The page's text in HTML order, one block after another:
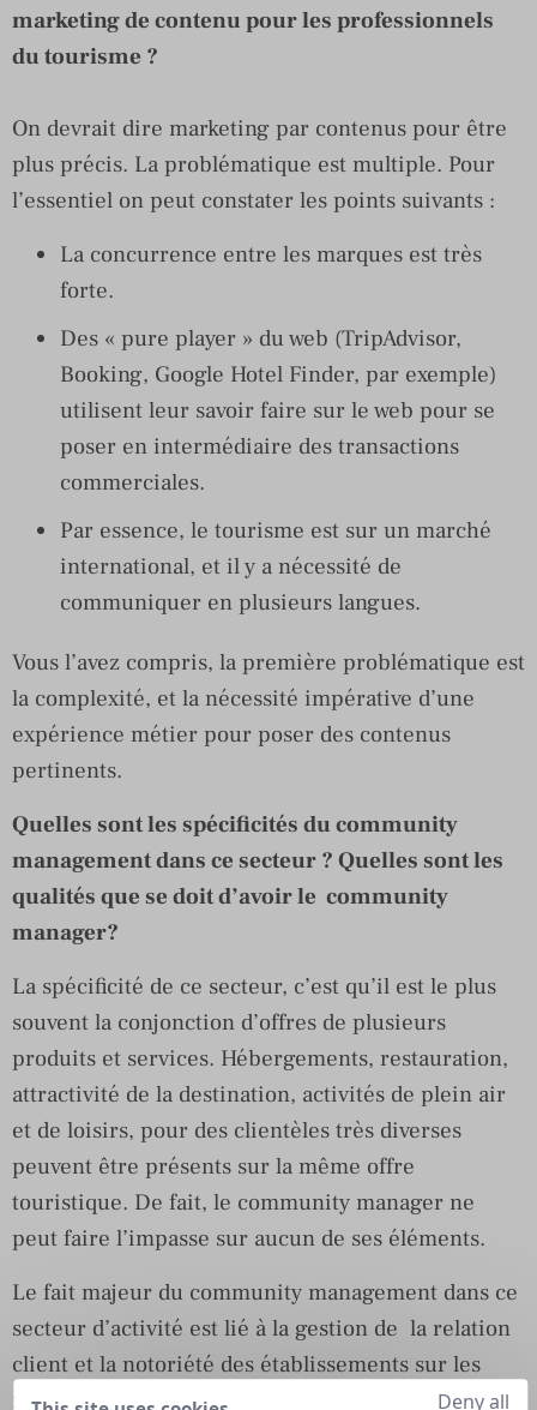
marketing de contenu pour les professionnels
du tourisme ?
On devrait dire marketing par contenus pour être
plus précis. La problématique est multiple. Pour
l’essentiel on peut constater les points suivants :
La concurrence entre les marques est très
forte.
Des « pure player » du web (TripAdvisor,
Booking, Google Hotel Finder, par exemple)
utilisent leur savoir faire sur le web pour se
poser en intermédiaire des transactions
commerciales.
Par essence, le tourisme est sur un marché
international, et il y a nécessité de
communiquer en plusieurs langues.
Vous l’avez compris, la première problématique est
la complexité, et la nécessité impérative d’une
expérience métier pour poser des contenus
pertinents.
Quelles sont les spécificités du community
management dans ce secteur ? Quelles sont les
qualités que se doit d’avoir le community
manager?
La spécificité de ce secteur, c’est qu’il est le plus
souvent la conjonction d’offres de plusieurs
produits et services. Hébergements, restauration,
attractivité de la destination, activités de plein air
et de loisirs, pour des clientèles très diverses
peuvent être présents sur la même offre
touristique. De fait, le community manager ne
peut faire l’impasse sur aucun de ses éléments.
Le fait majeur du community management dans ce
secteur d’activité est lié à la gestion de la relation
client et la notoriété des établissements sur les
médias sociaux. Il doit multiplier les présences sur
Deny all